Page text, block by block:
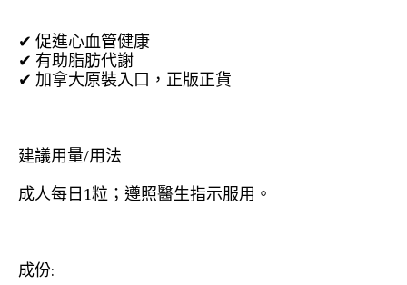
✔ 促進心血管健康
✔ 有助脂肪代謝
✔ 加拿大原裝入口，正版正貨
建議用量/用法
成人每日1粒；遵照醫生指示服用。
成份: